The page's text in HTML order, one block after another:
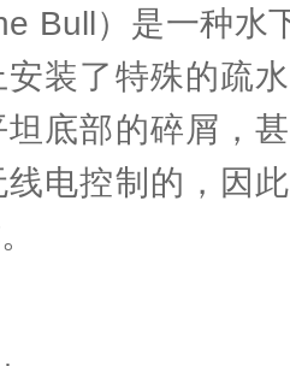
Bull）是一种水
装了特殊的疏
底部的碎屑，
电控制的，因